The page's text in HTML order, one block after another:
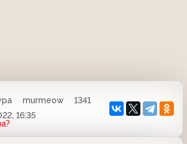
murmeow
1341
16:35